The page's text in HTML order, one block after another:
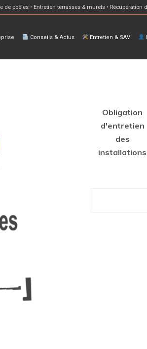
de poêles • Entretien terrasses & murets • Récupération
Conseils & Actus Entretien & SAV
Obligation
d'entretien
des
installations